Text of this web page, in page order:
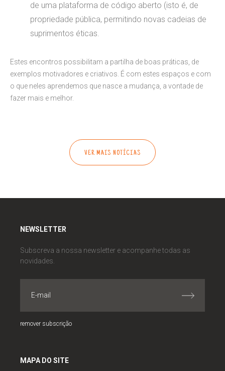
de uma plataforma de código aberto (isto é, de
propriedade pública, permitindo novas cadeias de
suprimentos éticas.
Estes encontros possibilitam a partilha de boas práticas, de
exemplos motivadores e criativos. É com estes espaços e com
o que neles aprendemos que nasce a mudança, a vontade de
fazer mais e melhor.
VER MAIS NOTÍCIAS
NEWSLETTER
Subscreva a nossa newsletter e acompanhe todas as
novidades.
remover subscrição
MAPA DO SITE